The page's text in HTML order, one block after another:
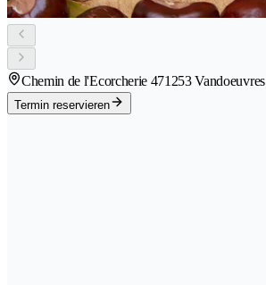
Chemin de l'Ecorcherie 471253 Vandoeuvres
Termin reservieren